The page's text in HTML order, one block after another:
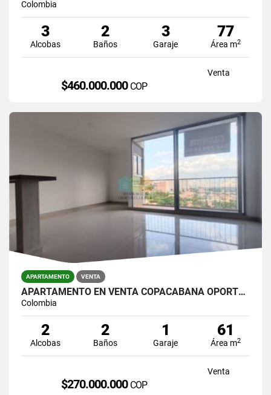
Colombia
3
Alcobas
2
Baños
3
Garaje
77
Área m2
Venta
$460.000.000 COP
APARTAMENTO VENTA
APARTAMENTO EN VENTA COPACABANA OPORTO CAMPESTRE
Colombia
2
Alcobas
2
Baños
1
Garaje
61
Área m2
Venta
$270.000.000 COP